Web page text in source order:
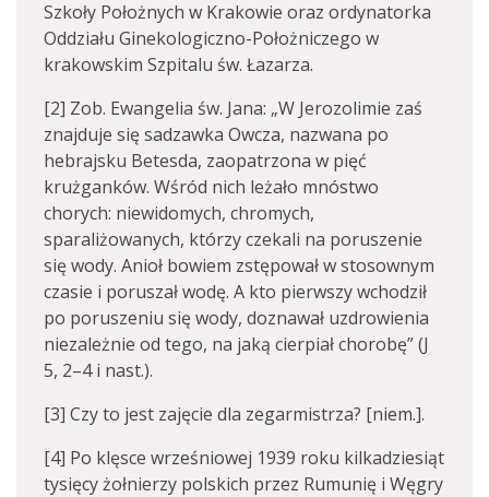
Szkoły Położnych w Krakowie oraz ordynatorka
Oddziału Ginekologiczno-Położniczego w
krakowskim Szpitalu św. Łazarza.
[2] Zob. Ewangelia św. Jana: „W Jerozolimie zaś
znajduje się sadzawka Owcza, nazwana po
hebrajsku Betesda, zaopatrzona w pięć
krużganków. Wśród nich leżało mnóstwo
chorych: niewidomych, chromych,
sparaliżowanych, którzy czekali na poruszenie
się wody. Anioł bowiem zstępował w stosownym
czasie i poruszał wodę. A kto pierwszy wchodził
po poruszeniu się wody, doznawał uzdrowienia
niezależnie od tego, na jaką cierpiał chorobę” (J
5, 2–4 i nast.).
[3] Czy to jest zajęcie dla zegarmistrza? [niem.].
[4] Po klęsce wrześniowej 1939 roku kilkadziesiąt
tysięcy żołnierzy polskich przez Rumunię i Węgry